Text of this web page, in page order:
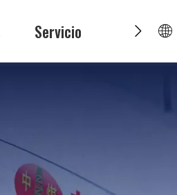
Servicio Honor